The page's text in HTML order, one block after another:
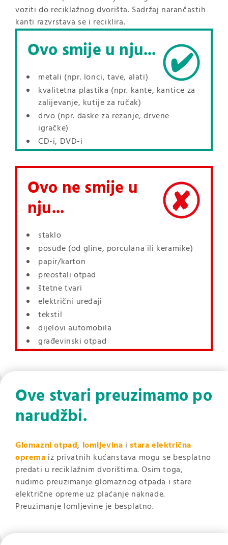
voziti do reciklažnog dvorišta. Sadržaj narančastih
kanti razvrstava se i reciklira.
Ovo smije u nju...
metali (npr. lonci, tave, alati)
kvalitetna plastika (npr. kante, kantice za
zalijevanje, kutije za ručak)
drvo (npr. daske za rezanje, drvene
igračke)
CD-i, DVD-i
Ovo ne smije u
nju...
staklo
posuđe (od gline, porculana ili keramike)
papir/karton
preostali otpad
štetne tvari
električni uređaji
tekstil
dijelovi automobila
građevinski otpad
Ove stvari preuzimamo po
narudžbi.
Glomazni otpad, lomljevina istara električna
oprema iz privatnih kućanstava mogu se besplatno
predati u reciklažnim dvorištima. Osim toga,
nudimo preuzimanje glomaznog otpada i stare
električne opreme uz plaćanje naknade.
Preuzimanje lomljevine je besplatno.